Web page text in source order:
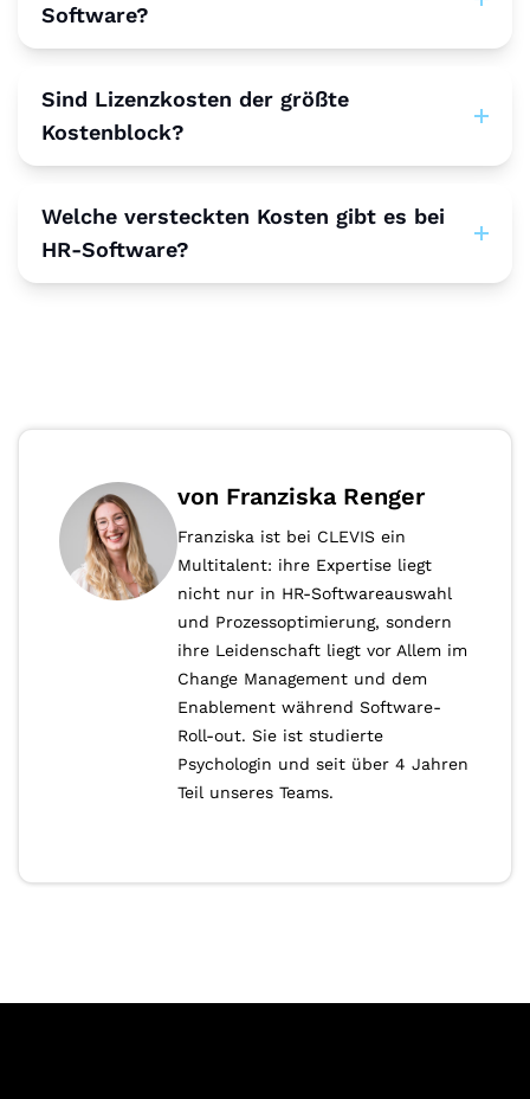
Software?
Sind Lizenzkosten der größte
Kostenblock?
Welche versteckten Kosten gibt es bei
HR-Software?
von Franziska Renger
Franziska ist bei CLEVIS ein
Multitalent: ihre Expertise liegt
nicht nur in HR-Softwareauswahl
und Prozessoptimierung, sondern
ihre Leidenschaft liegt vor Allem im
Change Management und dem
Enablement während Software-
Roll-out. Sie ist studierte
Psychologin und seit über 4 Jahren
Teil unseres Teams.